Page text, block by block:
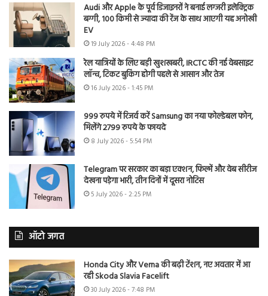
Audi और Apple के पूर्व डिजाइनरों ने बनाई लग्जरी इलेक्ट्रिक
बग्गी, 100 किमी से ज्यादा की रेंज के साथ आएगी यह अनोखी
EV
19 July 2026 - 4:48 PM
रेल यात्रियों के लिए बड़ी खुशखबरी, IRCTC की नई वेबसाइट
लॉन्च, टिकट बुकिंग होगी पहले से आसान और तेज
16 July 2026 - 1:45 PM
999 रुपये में रिजर्व करें Samsung का नया फोल्डेबल फोन,
मिलेंगे 2799 रुपये के फायदे
8 July 2026 - 5:54 PM
Telegram पर सरकार का बड़ा एक्शन, फिल्में और वेब सीरीज
देखना पड़ेगा भारी, तीन दिनों में दूसरा नोटिस
5 July 2026 - 2:25 PM
ऑटो जगत
Honda City और Verna की बढ़ी टेंशन, नए अवतार में आ
रही Skoda Slavia Facelift
30 July 2026 - 7:48 PM